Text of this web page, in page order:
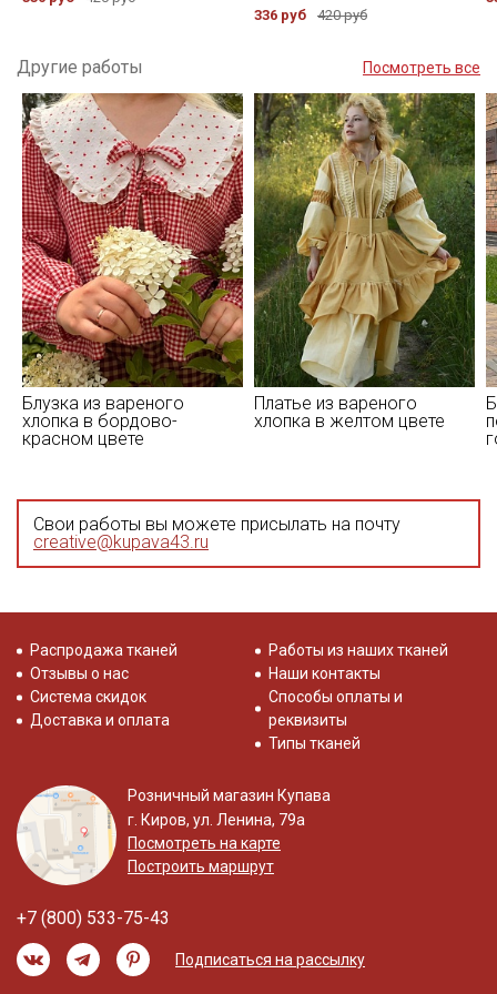
336 руб 420 руб
Другие работы Посмотреть все
Блузка из вареного
хлопка в бордово-
красном цвете
Платье из вареного
хлопка в желтом цвете
Свои работы вы можете присылать на почту
creative@kupava43.ru
Распродажа тканей
Отзывы о нас
Система скидок
Доставка и оплата
Работы из наших тканей
Наши контакты
Способы оплаты и
реквизиты
Типы тканей
Розничный магазин Купава
г. Киров, ул. Ленина, 79а
Посмотреть на карте
Построить маршрут
+7 (800) 533-75-43
Подписаться на рассылку